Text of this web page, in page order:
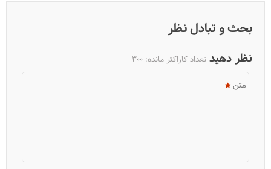
بحث و تبادل نظر
نظر دهید تعداد کاراکتر مانده: 300
متن